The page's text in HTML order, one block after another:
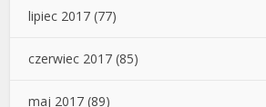
lipiec 2017 (77)
czerwiec 2017 (85)
maj 2017 (89)